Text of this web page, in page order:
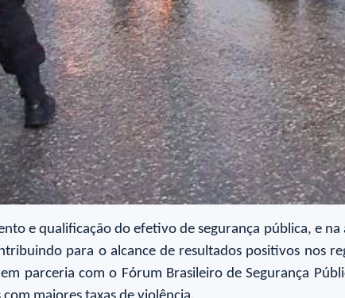
e qualificação do efetivo de segurança pública, e
para o alcance de resultados positivos nos
parceria com o Fórum Brasileiro de Segurança